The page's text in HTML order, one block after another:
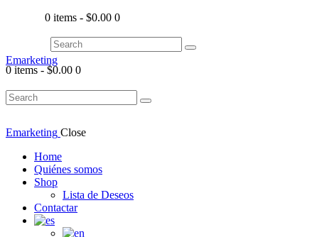
0 items - $0.00 0
Emarketing
0 items - $0.00 0
Emarketing Close
Home
Quiénes somos
Shop
Lista de Deseos
Contactar